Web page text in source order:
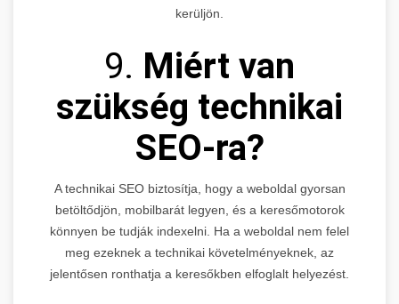
kerüljön.
9. Miért van
szükség technikai
SEO-ra?
A technikai SEO biztosítja, hogy a weboldal gyorsan
betöltődjön, mobilbarát legyen, és a keresőmotorok
könnyen be tudják indexelni. Ha a weboldal nem felel
meg ezeknek a technikai követelményeknek, az
jelentősen ronthatja a keresőkben elfoglalt helyezést.